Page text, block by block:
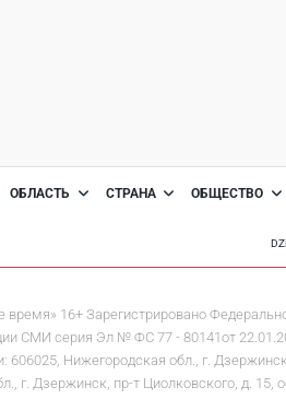
ОБЛАСТЬ СТРАНА ОБЩЕСТВО
16+ Зарегистрировано
СМИ серия Эл № ФС 77 - 80141от
Нижегородская обл., г.
г. Дзержинск, пр-т Циолковского, д. 15,